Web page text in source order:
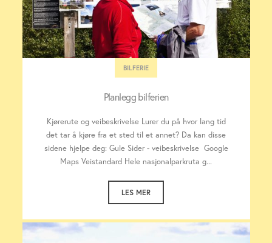
BILFERIE
Planlegg bilferien
Kjørerute og veibeskrivelse Lurer du på hvor lang tid
det tar å kjøre fra et sted til et annet? Da kan disse
sidene hjelpe deg: Gule Sider - veibeskrivelse Google
Maps Veistandard Hele nasjonalparkruta g...
LES MER